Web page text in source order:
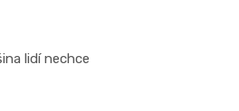
lidí nechce